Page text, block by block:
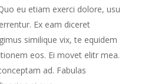
eu etiam exerci dolore, usu
Ex eam diceret
similique vix, te equidem
eos. Ei movet elitr mea.
ad. Fabulas